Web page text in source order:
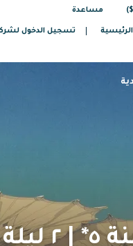
مساعدة
تسجيل الدخول